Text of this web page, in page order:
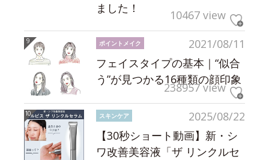
ました！
10467 view
2021/08/11
ポイントメイク
フェイスタイプの基本｜“似合
う”が見つかる16種類の顔印象
238957 view
2025/08/22
スキンケア
【30秒ショート動画】新・シ
ワ改善美容液「ザ リンクルセ